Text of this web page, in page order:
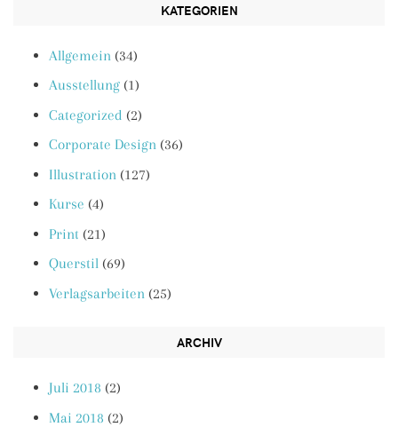
KATEGORIEN
Allgemein (34)
Ausstellung (1)
Categorized (2)
Corporate Design (36)
Illustration (127)
Kurse (4)
Print (21)
Querstil (69)
Verlagsarbeiten (25)
ARCHIV
Juli 2018 (2)
Mai 2018 (2)